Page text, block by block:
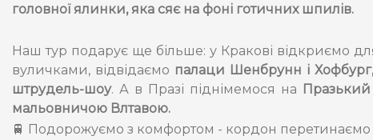
головної ялинки, яка сяє на фоні готичних шпилів.
Наш тур подарує ще більше: у Кракові відкриємо
вуличками, відвідаємо палаци Шенбрунн і
штрудель-шоу. А в Празі піднімемося на
мальовничою Влтавою.
🚆 Подорожуємо з комфортом - кордон перетинаємо